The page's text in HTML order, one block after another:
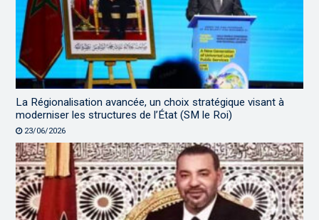
La Régionalisation avancée, un choix stratégique visant à
moderniser les structures de l’État (SM le Roi)
23/06/2026